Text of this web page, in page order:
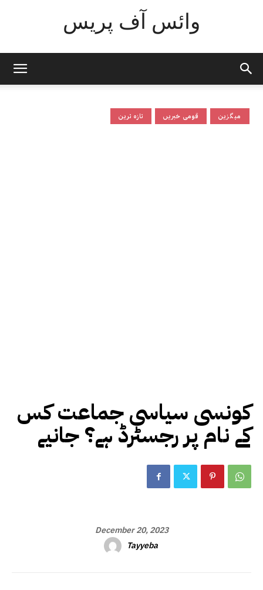
وائس آف پریس
تازہ ترین قومی خبریں میگزین
کونسی سیاسی جماعت کس
کے نام پر رجسٹرڈ ہے؟ جانیے
December 20, 2023
Tayyeba